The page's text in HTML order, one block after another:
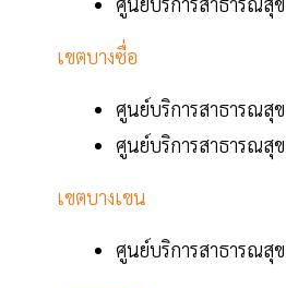
เขตบางซื่อ
ศูนย์บริการสาธารณสุ
ศูนย์บริการสาธารณสุ
เขตบางเขน
ศูนย์บริการสาธารณสุ